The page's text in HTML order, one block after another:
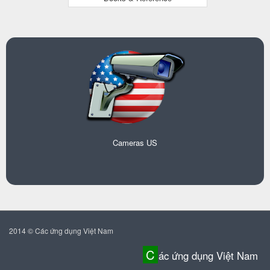
Cameras US
2014 © Các ứng dụng Việt Nam
C ác ứng dụng Việt Nam